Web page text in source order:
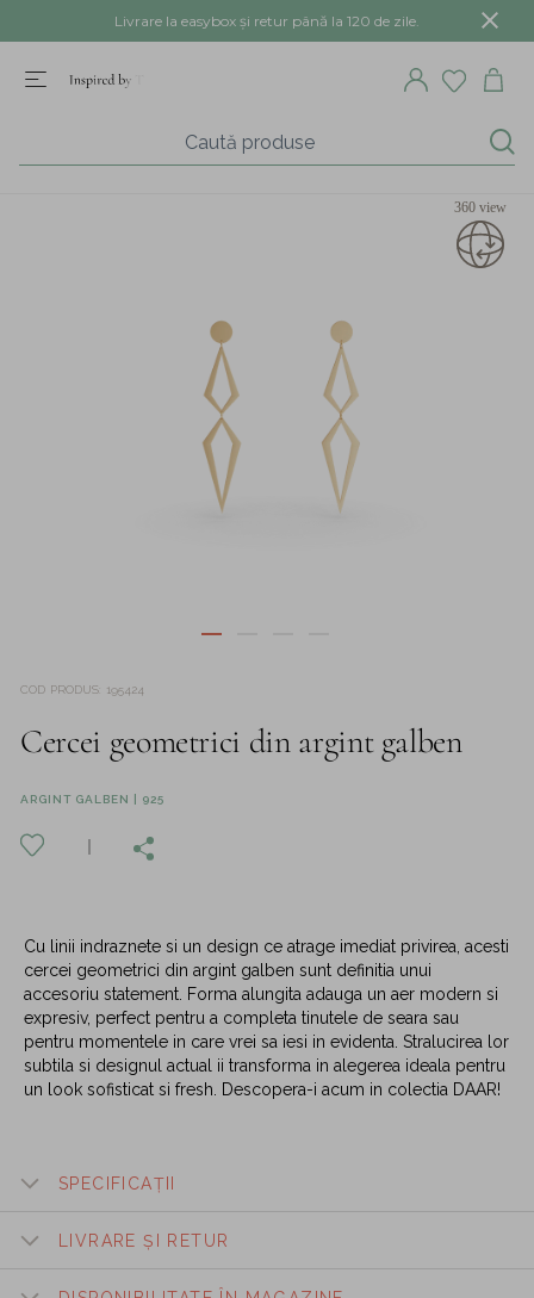
Livrare la easybox și retur până la 120 de zile.
360 view
COD PRODUS 195424
Cercei geometrici din argint galben
ARGINT GALBEN | 925
Cu linii indraznete si un design ce atrage imediat privirea, acesti
cercei geometrici din argint galben sunt definitia unui
accesoriu statement. Forma alungita adauga un aer modern si
expresiv, perfect pentru a completa tinutele de seara sau
pentru momentele in care vrei sa iesi in evidenta. Stralucirea lor
subtila si designul actual ii transforma in alegerea ideala pentru
un look sofisticat si fresh. Descopera-i acum in colectia DAAR!
SPECIFICAȚII
LIVRARE ȘI RETUR